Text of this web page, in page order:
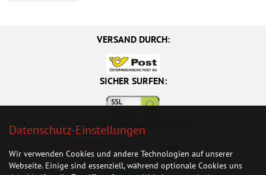
VERSAND DURCH:
SICHER SURFEN:
ZAHLUNGSMÖGLICHKEITEN:
Datenschutz-Einstellungen
Wir verwenden Cookies und andere Technologien auf unserer
Webseite. Einige sind essenziell, während optionale Cookies uns